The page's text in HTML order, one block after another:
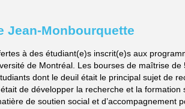
Jean-Monbourquette
à des étudiant(e)s inscrit(e)s aux
de Montréal. Les bourses de maîtrise
dont le deuil était le principal sujet de
de développer la recherche et la
de soutien social et d’accompagnement